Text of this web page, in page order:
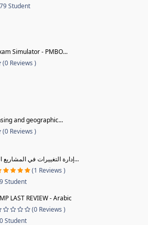
Student
Simulator - PMBO...
(0 Reviews )
and geographic...
(0 Reviews )
إدارة التغييرات في المشاريع ال...
(1 Reviews )
Student
LAST REVIEW - Arabic
(0 Reviews )
Student